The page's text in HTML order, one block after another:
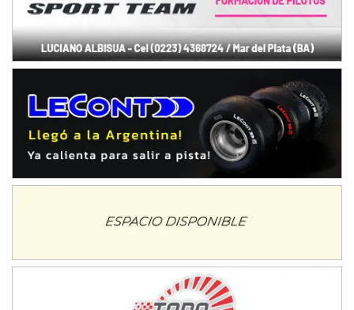
NORESTE SANTAFESINO - F6
Ciudad de Avellaneda (Asfalto)
Avellaneda (Santa Fe)
José Samuel Sánchez (Tierra)
Rufino (Santa Fe)
TUCUMANO - F5
Juan Navarro (Asfalto)
El Timbó (Tucumán)